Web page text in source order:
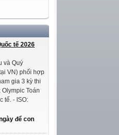
tế 2026
và Quý
VN) phối hợp
gia 3 kỳ thi
Toán
tế. - ISO:
để con